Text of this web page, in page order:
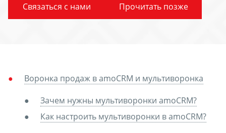
Связаться с нами Прочитать позже
Воронка продаж в amoCRM и мультиворонка
Зачем нужны мультиворонки amoCRM?
Как настроить мультиворонки в amoCRM?